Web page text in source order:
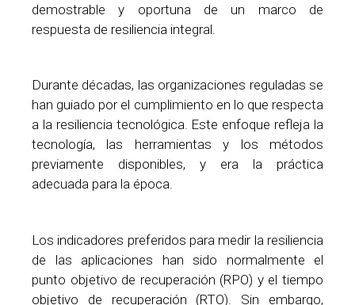
demostrable y oportuna de un marco de
respuesta de resiliencia integral.
Durante décadas, las organizaciones reguladas se
han guiado por el cumplimiento en lo que respecta
a la resiliencia tecnológica. Este enfoque refleja la
tecnología, las herramientas y los métodos
previamente disponibles, y era la práctica
adecuada para la época.
Los indicadores preferidos para medir la resiliencia
de las aplicaciones han sido normalmente el
punto objetivo de recuperación (RPO) y el tiempo
objetivo de recuperación (RTO). Sin embargo,